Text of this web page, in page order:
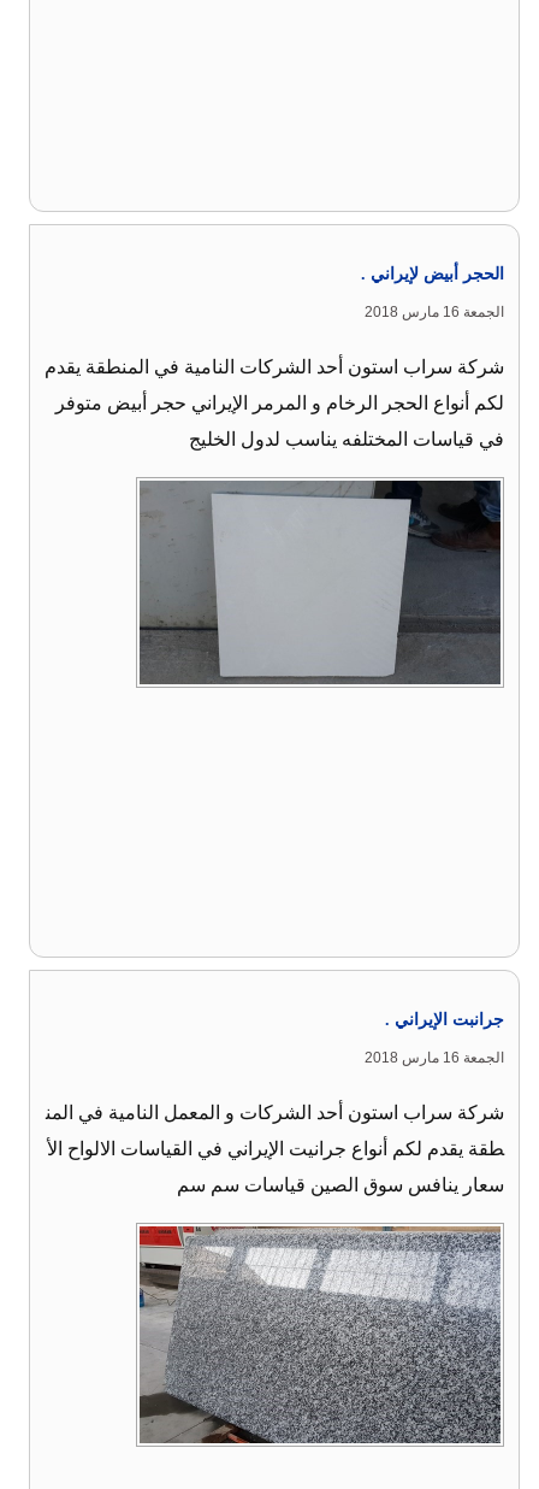
الحجر أبيض لإيراني .
الجمعة 16 مارس 2018
شركة سراب استون أحد الشركات النامية في المنطقة يقدم
لكم أنواع الحجر الرخام و المرمر الإيراني حجر أبيض متوفر
في قياسات المختلفه يناسب لدول الخليج
جرانبت الإيراني .
الجمعة 16 مارس 2018
شركة سراب استون أحد الشركات و المعمل النامية في المن
طقة يقدم لكم أنواع جرانيت الإيراني في القياسات الالواح الأ
سعار ينافس سوق الصين قياسات سم سم